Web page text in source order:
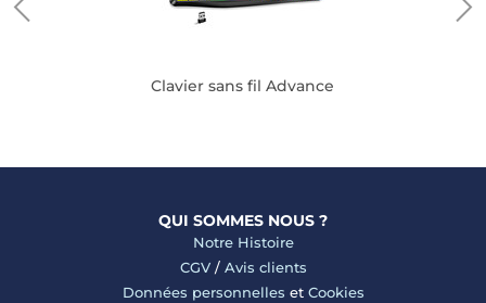
Clavier sans fil Advance
QUI SOMMES NOUS ?
Notre Histoire
CGV/ Avis clients
Données personnelles et Cookies